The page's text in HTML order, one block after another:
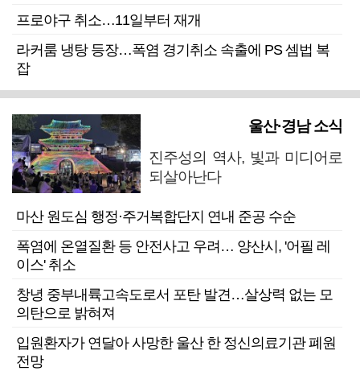
프로야구 취소…11일부터 재개
라커룸 냉탕 등장…폭염 경기취소 속출에 PS 셈법 복
잡
울산·경남 소식
진주성의 역사, 빛과 미디어로
되살아난다
마산 원도심 행정·주거복합단지 연내 준공 수순
폭염에 온열질환 등 안전사고 우려… 양산시, '어필 레
이스' 취소
창녕 중부내륙고속도로서 포탄 발견…살상력 없는 모
의탄으로 밝혀져
입원환자가 연달아 사망한 울산 한 정신의료기관 폐원
전망